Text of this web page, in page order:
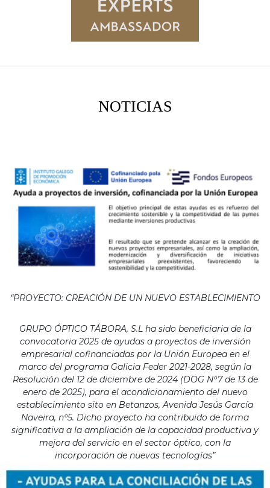
NOTICIAS
“PROYECTO: CREACIÓN DE UN NUEVO ESTABLECIMIENTO
GRUPO ÓPTICO TÁBORA, S.L ha sido beneficiaria de la
convocatoria 2025 de ayudas a proyectos de inversión
empresarial cofinanciadas por la Unión Europea en el
marco del programa Galicia Feder 2021-2028, según la
Resolución del 12 de diciembre de 2024 (DOG Nº7 de 13 de
enero de 2025), para el acondicionamiento del nuevo
establecimiento sito en Betanzos, Avenida Jesús García
Naveira, nº5. Dicho proyecto ha contribuido de forma
significativa a la ampliación de la capacidad productiva y
mejora del servicio en el sector óptico, con la
incorporación de nuevas tecnologías”